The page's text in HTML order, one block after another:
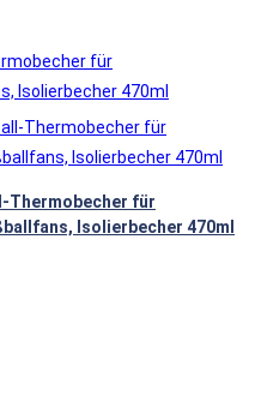
Thermobecher für
Isolierbecher 470ml